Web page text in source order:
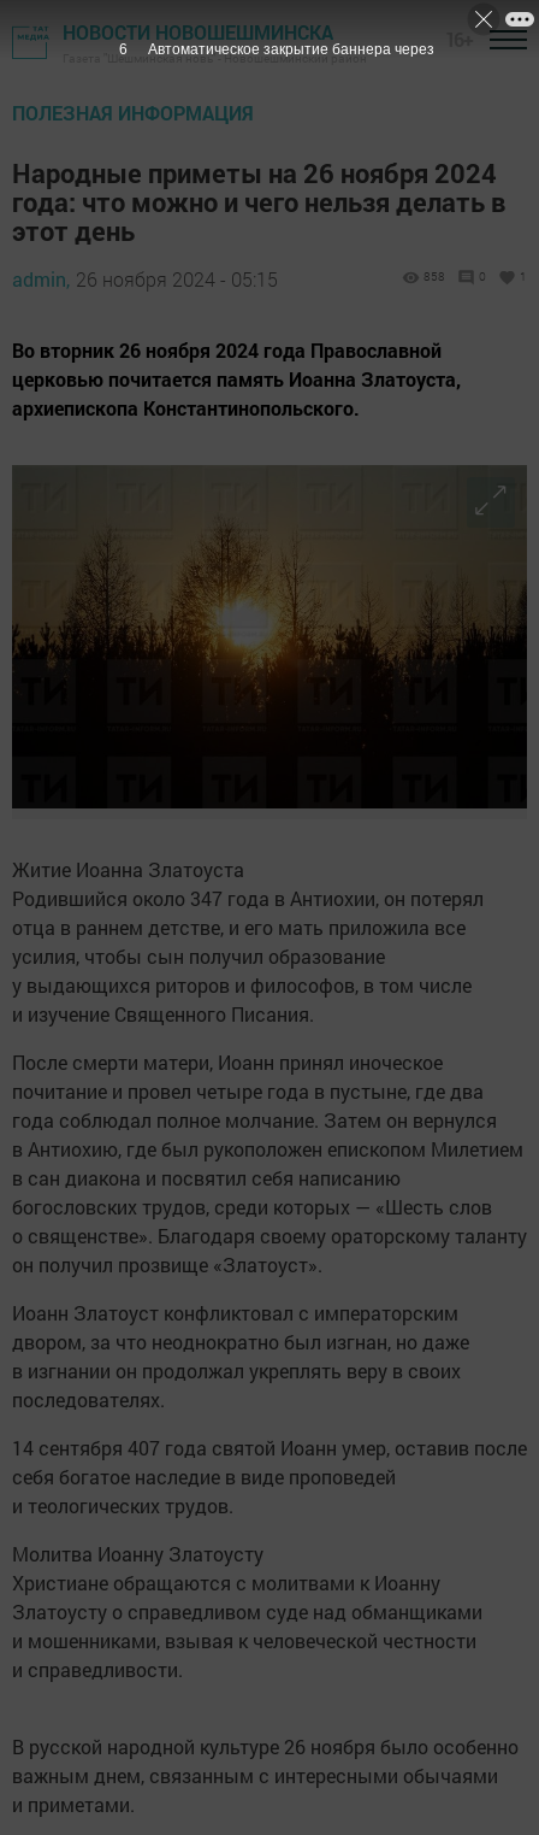
НОВОСТИ НОВОШЕШМИНСКА
Газета "Шешминская новь" - Новошешминский район
ПОЛЕЗНАЯ ИНФОРМАЦИЯ
Народные приметы на 26 ноября 2024
года: что можно и чего нельзя делать в
этот день
admin, 26 ноября 2024 - 05:15 858 0 1
Во вторник 26 ноября 2024 года Православной
церковью почитается память Иоанна Златоуста,
архиепископа Константинопольского.
Житие Иоанна Златоуста
Родившийся около 347 года в Антиохии, он потерял
отца в раннем детстве, и его мать приложила все
усилия, чтобы сын получил образование
у выдающихся риторов и философов, в том числе
и изучение Священного Писания.
После смерти матери, Иоанн принял иноческое
почитание и провел четыре года в пустыне, где два
года соблюдал полное молчание. Затем он вернулся
в Антиохию, где был рукоположен епископом Милетием
в сан диакона и посвятил себя написанию
богословских трудов, среди которых — «Шесть слов
о священстве». Благодаря своему ораторскому таланту
он получил прозвище «Златоуст».
Иоанн Златоуст конфликтовал с императорским
двором, за что неоднократно был изгнан, но даже
в изгнании он продолжал укреплять веру в своих
последователях.
14 сентября 407 года святой Иоанн умер, оставив после
себя богатое наследие в виде проповедей
и теологических трудов.
Молитва Иоанну Златоусту
Христиане обращаются с молитвами к Иоанну
Златоусту о справедливом суде над обманщиками
и мошенниками, взывая к человеческой честности
и справедливости.
В русской народной культуре 26 ноября было особенно
важным днем, связанным с интересными обычаями
и приметами.
4 Автоматическое закрытие баннера через